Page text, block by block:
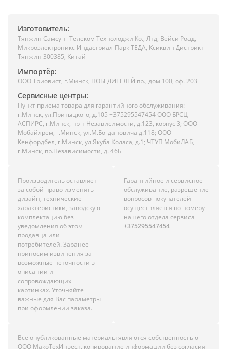
Изготовитель:
Тянжин Самсунг Телеком Технолоджи Ко., Лтд, Вейси Роад,
Микроэлектроникс Индастриал Парк ТЕДА, Ксиквин Дистрикт
Тянжин 300385, Китай
Импортёр:
ООО Триовист, г.Минск, ПОБЕДИТЕЛЕЙ пр., дом 100, оф. 203
Сервисные центры:
Пункт приема товара для гарантийного обслуживания:
г.Минск, ул.Притыцкого, д.105 +375295547454 ООО БРСЦ-
АСПИРС, г.Минск, пр-т Независимости, д.123, корпус 3; ООО
Мобайлрем, г.Минск, ул.М.Богдановича д.118; ООО
Кенфордбел, г.Минск, ул.Якуба Коласа, д.1; ЧТУП МобиЛАБ,
г.Минск, пр.Независимости, д. 46Б
Производитель оставляет
за собой право изменять
дизайн, технические
характеристики, заводскую
комплектацию без
уведомления об этом
продавца или
потребителей. Заранее
приносим извинения за
возможные неточности в
описании и
сопровождающих
картинках. Уточняйте
важные для Вас параметры
при оформлении заказа.
Гарантийное и сервисное
обслуживание, разрешение
вопросов покупателей
осуществляется по номеру
нашего отдела сервиса
+375295547454
Все опубликованные материалы являются собственностью
ООО МакоТехИнвест, копирование информации без согласия